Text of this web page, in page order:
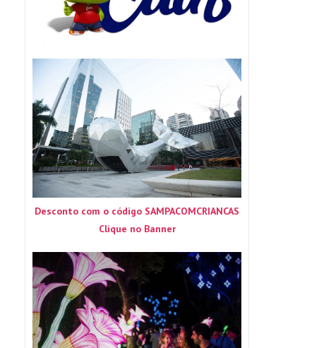
Desconto com o código SAMPACOMCRIANCAS
Clique no Banner